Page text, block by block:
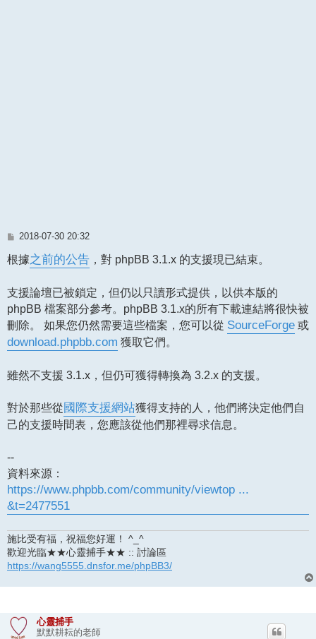
文
2018-07-30 20:32
根據之前的公告 ，對 phpBB 3.1.x 的支援現已結束。
支援論壇已被鎖定，但仍以只讀形式提供，以供本版的
phpBB 檔案部分參考。phpBB 3.1.x的所有下載連結將很快被
刪除。 如果您仍然需要這些檔案，您可以從 SourceForge 或
download.phpbb.com 獲取它們。
雖然不支援 3.1.x，但仍可獲得轉換為 3.2.x 的支援。
對於那些從國際支援網站獲得支持的人，他們將決定他們自
己的支援時間表，您應該從他們那裡尋求信息。
--
資料來源：
https://www.phpbb.com/community/viewtop ...
&t=2477551
施比受有福，祝福您好運！ ^_^
歡迎光臨★★心靈捕手★★ :: 討論區
https://wang5555.dnsfor.me/phpBB3/
心靈捕手
默默耕耘的老師